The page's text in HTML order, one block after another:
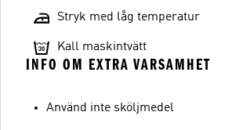
Stryk med låg temperatur
Kall maskintvätt
INFO OM EXTRA VARSAMHET
Använd inte sköljmedel